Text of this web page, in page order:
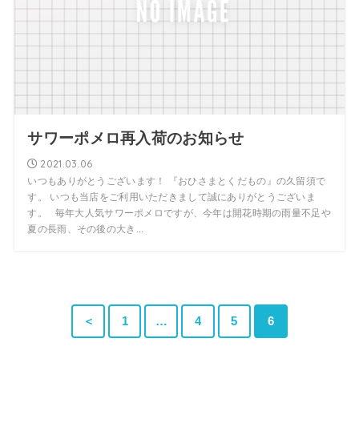
サワーポメロ再入荷のお知らせ
2021.03.06
いつもありがとうございます！ 『おひさまとくだもの』の久留須で
す。 いつも当店をご利用いただきまして誠にありがとうございま
す。 毎年大人気サワーポメロですが、今年は開花時期の雨量不足や
夏の長雨、その後の大き...
＜ 1 … 4 5 6